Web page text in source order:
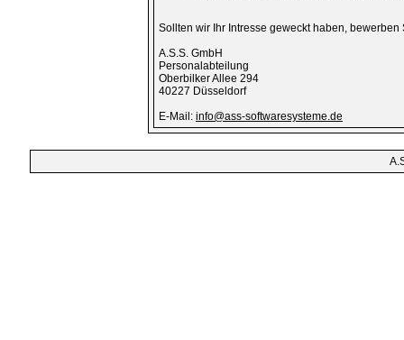
Sollten wir Ihr Intresse geweckt haben,
A.S.S. GmbH
Personalabteilung
Oberbilker Allee 294
40227 Düsseldorf
E-Mail: info@ass-softwaresysteme.de